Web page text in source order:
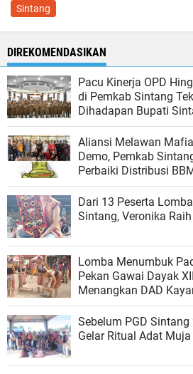
Sintang
DIREKOMENDASIKAN
Pacu Kinerja OPD
di Pemkab Sintang
Dihadapan Bupati
Aliansi Melawan
Demo, Pemkab
Perbaiki Distribusi
Dari 13 Peserta
Sintang, Veronika
Lomba Menumbuk
Pekan Gawai Dayak
Menangkan DAD
Sebelum PGD Sintang
Gelar Ritual Adat